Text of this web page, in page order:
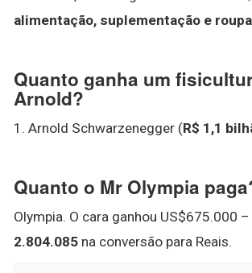
alimentação, suplementação e
Quanto ganha um
Arnold?
1. Arnold Schwarzenegger (R$ 1,1
Quanto o Mr Olympia
Olympia. O cara ganhou US$675.000
2.804.085 na conversão para Reais.